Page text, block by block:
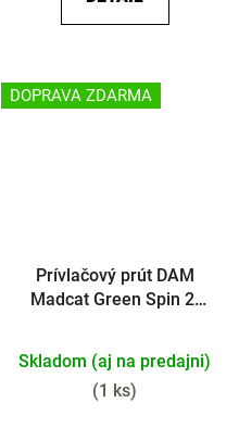
DOPRAVA ZDARMA
Prívlačový prút DAM
Madcat Green Spin 2-
Skladom (aj na predajni)
(1 ks)